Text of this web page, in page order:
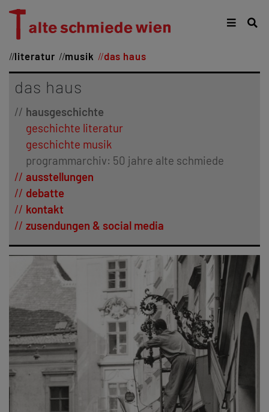
literatur musik das haus
das haus
hausgeschichte
geschichte literatur
geschichte musik
programmarchiv: 50 jahre alte schmiede
ausstellungen
debatte
kontakt
zusendungen & social media